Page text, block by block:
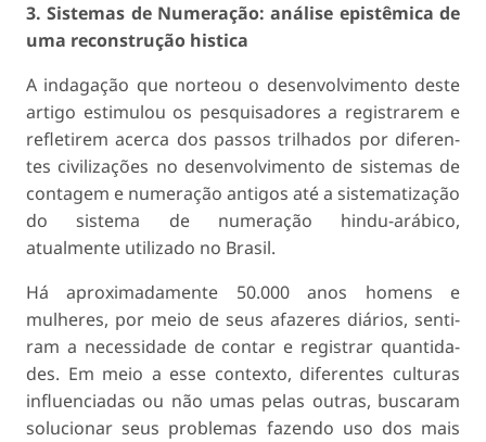
3. Sistemas de Numeração: análise epistêmica de
uma reconstrução histica
A indagação que norteou o desenvolvimento deste
artigo estimulou os pesquisadores a registrarem e
refletirem acerca dos passos trilhados por diferen­
tes civilizações no desenvolvimento de sistemas de
contagem e numeração antigos até a sistematização
do sistema de numeração hindu-arábico,
atualmente utilizado no Brasil.
Há aproximadamente 50.000 anos homens e
mulheres, por meio de seus afazeres diários, senti­
ram a necessidade de contar e registrar quantida­
des. Em meio a esse contexto, diferentes culturas
influenciadas ou não umas pelas outras, buscaram
solucionar seus problemas fazendo uso dos mais